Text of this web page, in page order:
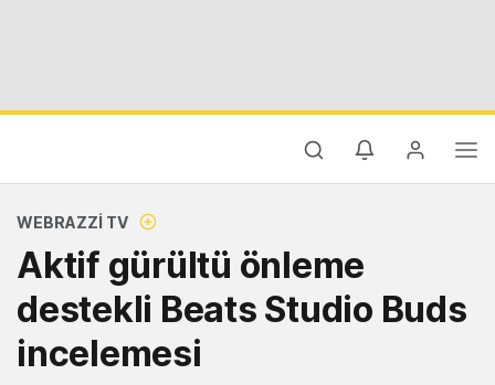
WEBRAZZI TV
Aktif gürültü önleme
destekli Beats Studio Buds
incelemesi